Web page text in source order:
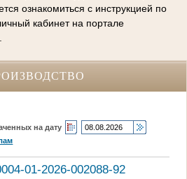
ознакомиться с инструкцией по
кабинет на портале
на дату
01-2026-002088-92